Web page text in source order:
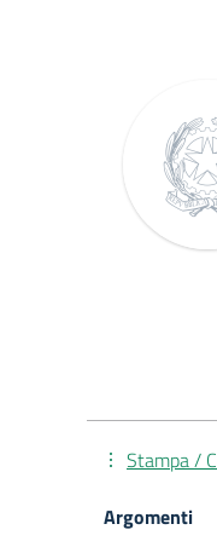
Stampa /
Argomenti